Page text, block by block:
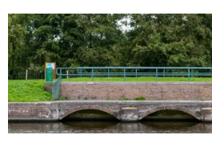
c
h
t
i
g
e
n
r
o
u
t